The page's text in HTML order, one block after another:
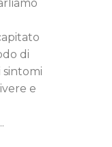
di
sintomi
e